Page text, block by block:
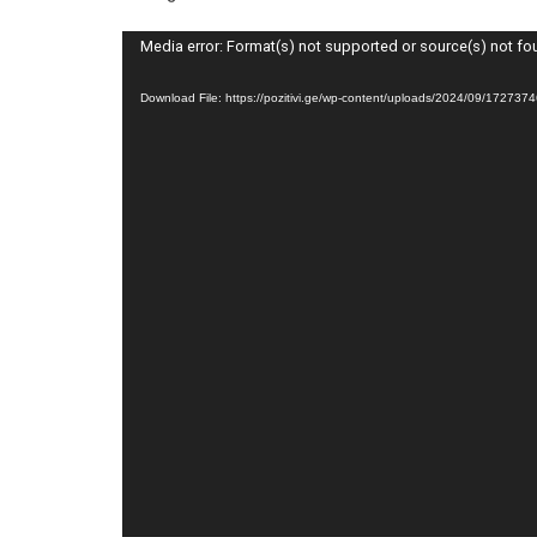
Video
Media error: Format(s) not supported or source(s) not
Download File: https://pozitivi.ge/wp-content/uploads/2024/09/